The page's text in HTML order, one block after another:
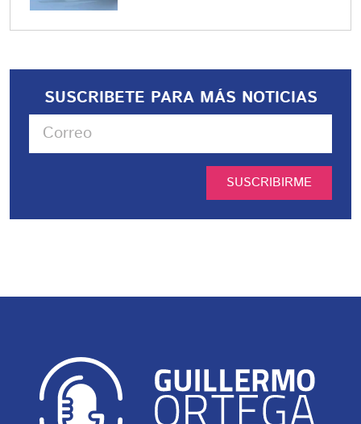
SUSCRIBETE PARA MÁS NOTICIAS
SUSCRIBIRME